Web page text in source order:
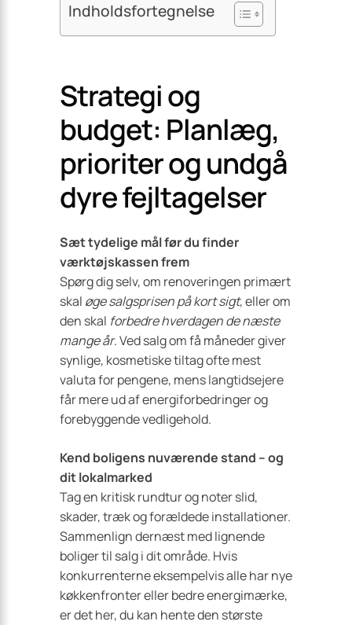
Indholdsfortegnelse
Strategi og
budget: Planlæg,
prioriter og undgå
dyre fejltagelser
Sæt tydelige mål før du finder
værktøjskassen frem
Spørg dig selv, om renoveringen primært
skaløge salgsprisen på kort sigt, eller om
den skal forbedre hverdagen de næste
mange år. Ved salg om få måneder giver
synlige, kosmetiske tiltag ofte mest
valuta for pengene, mens langtidsejere
får mere ud af energiforbedringer og
forebyggende vedligehold.
Kend boligens nuværende stand – og
dit lokalmarked
Tag en kritisk rundtur og noter slid,
skader, træk og forældede installationer.
Sammenlign dernæst med lignende
boliger til salg i dit område. Hvis
konkurrenterne eksempelvis alle har nye
køkkenfronter eller bedre energimærke,
er det her, du kan hente den største